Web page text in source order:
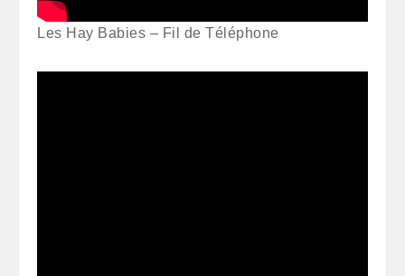
Les Hay Babies – Fil de Téléphone